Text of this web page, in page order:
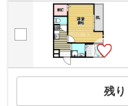
残り